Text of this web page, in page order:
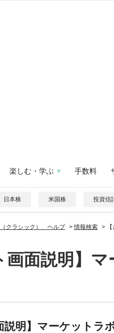
楽しむ・学ぶ 手数料
日本株 米国株 投資信
（クラシック） ヘルプ >情報検索 >
画面説明】
説明】マーケットラ